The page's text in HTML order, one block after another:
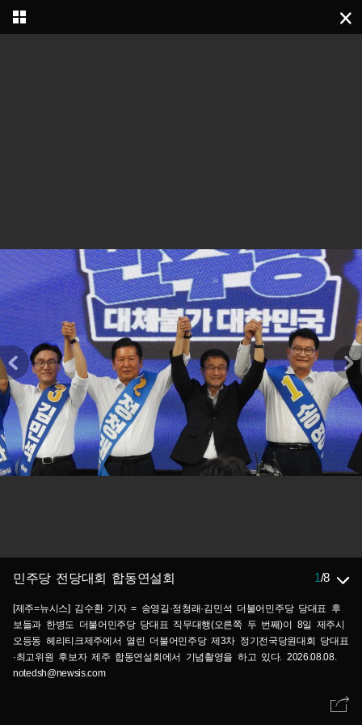
민주당 전당대회 합동연설회 1/8
[제주=뉴시스] 김수환 기자 = 송영길·정청래·김민석 더불어민주당 당대표 후
보들과 한병도 더불어민주당 당대표 직무대행(오른쪽 두 번째)이 8일 제주시
오등동 헤리티크제주에서 열린 더불어민주당 제3차 정기전국당원대회 당대표
·최고위원 후보자 제주 합동연설회에서 기념촬영을 하고 있다. 2026.08.08.
notedsh@newsis.com